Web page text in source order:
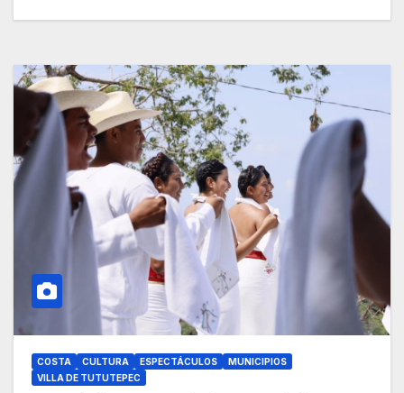
COSTA CULTURA ESPECTÁCULOS
MUNICIPIOS
VILLA DE TUTUTEPEC